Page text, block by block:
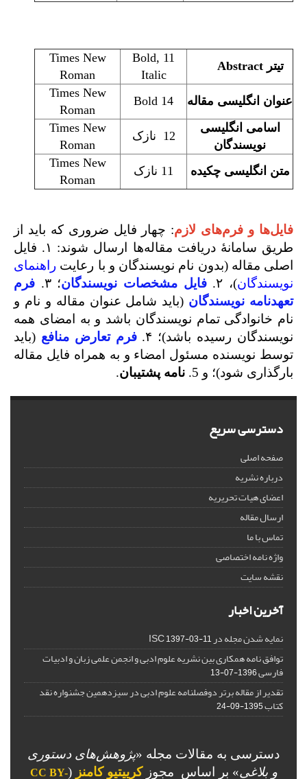
تیترAbstract
11 Bold,
Italic
Times New
Roman
عنوان انگلیسی مقاله 14 Bold
Times New
Roman
اسامی انگلیسی
نویسندگان
12 نازک
Times New
Roman
متن انگلیسی چکیده
11 نازک
Times New
Roman
فایل‌ها و فرم‌های لازم: چهار فایل ضروری که باید از
طریق سامانۀ دریافت مقاله‌ها ارسال شوند: ۱. فایل
اصلی مقاله (بدون نام نویسندگان و با رعایت راهنمای
نویسندگان)، ۲. فایل مشخصات نویسندگان؛ ۳.
فرم
تعهدنامه نویسندگان (باید شامل عنوان مقاله و نام و
نام خانوادگی تمام نویسندگان باشد و به امضای همه
نویسندگان رسیده باشد)؛ ۴.
فرم تعارض منافع (باید
توسط نویسنده مسئول امضاء و به همراه فایل مقاله
بارگذاری شود)؛ و 5.
نامه پشتیبان.
دسترسی سریع
صفحه اصلی
درباره نشریه
اعضای هیات تحریریه
ارسال مقاله
تماس با ما
واژه نامه اختصاصی
نقشه سایت
آخرین اخبار
نمایه شدن مجله در ISC1397-03-11
توافق نامه همکاری بین نشریه علوم ادبی و انجمن علمی زبان و ادبیات
فارسی1396-07-13
تقدیر از مقاله برتر دوفصلنامه علوم ادبی در سیزدهمین جشنواره نقد
کتاب1395-09-24
دسترسی به مقالات مجله «پژوهش‌های دستوری
و بلاغی» بر اساس مجوزکرییتیو کامنز (
CC BY-